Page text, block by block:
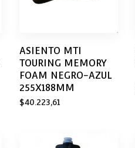
ASIENTO MTI
TOURING MEMORY
FOAM NEGRO-AZUL
255X188MM
$40.223,61